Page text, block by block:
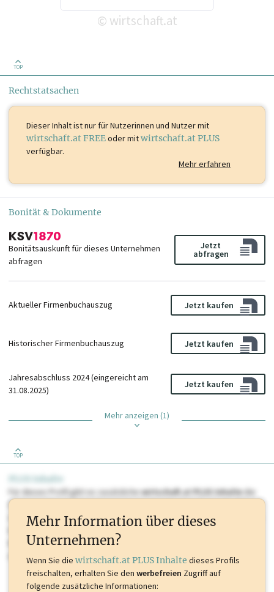
© wirtschaft.at
TOP
Rechtstatsachen
Dieser Inhalt istnur für Nutzerinnen und Nutzer mit
wirtschaft.at FREEoder mitwirtschaft.at PLUS
verfügbar.
Mehr erfahren
Bonität & Dokumente
Bonitätsauskunft für dieses Unternehmen
abfragen
Jetzt
abfragen
Aktueller Firmenbuchauszug Jetzt kaufen
Historischer Firmenbuchauszug Jetzt kaufen
Jahresabschluss 2024 (eingereicht am
31.08.2025)
Jetzt kaufen
Mehr anzeigen (1)
TOP
PLUS Inhalte
Für dieses Profil gibt es zusätzlichewirtschaft.at PLUS Inhaltedie
Sie momentan nicht einsehen können. Schalten Sie dieses Profil frei
oder loggen Sie sich ein um diese Inhalte zu sehen. wirtschaft.at PLUS
Marken, Patente, Rechtstatsachen, OTS-Aussendungen, und viele
mehr.
Mehr Information über dieses
Unternehmen?
Wenn Sie die wirtschaft.at PLUS Inhalte dieses Profils
freischalten, erhalten Sie den werbefreien Zugriff auf
folgende zusätzliche Informationen: